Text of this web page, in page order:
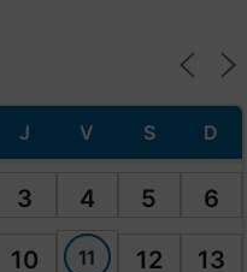
J V S D
3 4 5 6
10 11 12 13